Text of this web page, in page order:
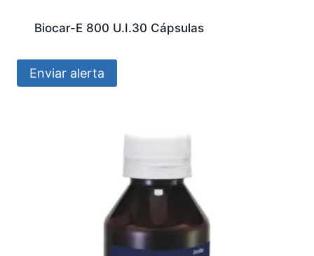
Biocar-E 800 U.I.30 Cápsulas
Enviar alerta